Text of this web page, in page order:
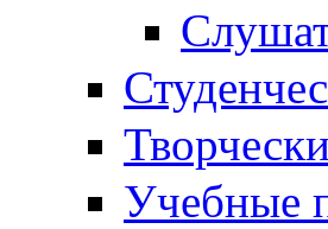
Учебные